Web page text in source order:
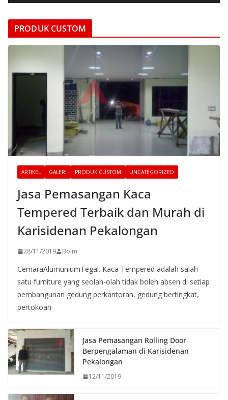
d
PRODUK CUSTOM
ARTIKEL GALERI PRODUK CUSTOM UNCATEGORIZED
Jasa Pemasangan Kaca
Tempered Terbaik dan Murah di
Karisidenan Pekalongan
28/11/2019 BoIm
CemaraAlumuniumTegal. Kaca Tempered adalah salah
satu furniture yang seolah-olah tidak boleh absen di setiap
pembangunan gedung perkantoran, gedung bertingkat,
pertokoan
Jasa Pemasangan Rolling Door
Berpengalaman di Karisidenan
Pekalongan
12/11/2019